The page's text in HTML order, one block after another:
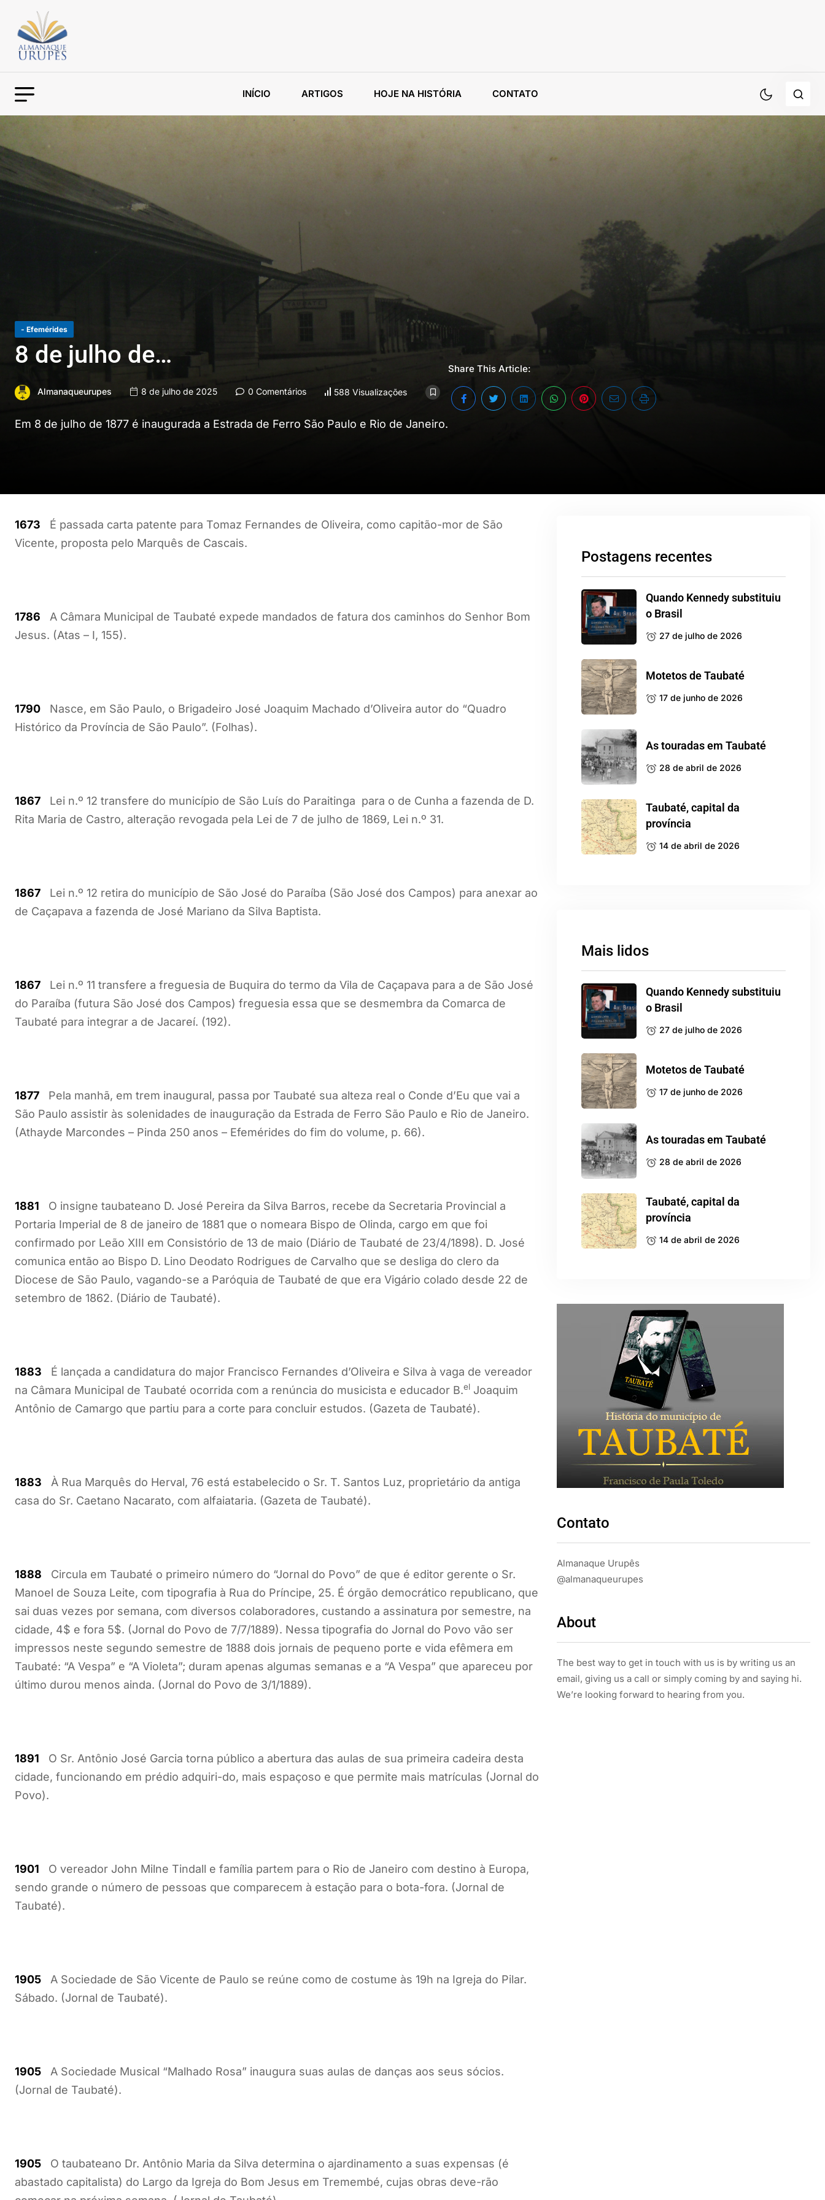
INÍCIO ARTIGOS HOJE NA HISTÓRIA CONTATO
- Efemérides
8 de julho de…
Almanaqueurupes 8 de julho de 2025 0 Comentários 588 Visualizações
Em 8 de julho de 1877 é inaugurada a Estrada de Ferro São Paulo e Rio de Janeiro.
Share This Article:
1673 É passada carta patente para Tomaz Fernandes de Oliveira, como capitão-mor de São
Vicente, proposta pelo Marquês de Cascais.
1786 A Câmara Municipal de Taubaté expede mandados de fatura dos caminhos do Senhor Bom
Jesus. (Atas – I, 155).
1790 Nasce, em São Paulo, o Brigadeiro José Joaquim Machado d’Oliveira autor do “Quadro
Histórico da Província de São Paulo”. (Folhas).
1867 Lei n.º 12 transfere do município de São Luís do Paraitinga para o de Cunha a fazenda de D.
Rita Maria de Castro, alteração revogada pela Lei de 7 de julho de 1869, Lei n.º 31.
1867 Lei n.º 12 retira do município de São José do Paraíba (São José dos Campos) para anexar ao
de Caçapava a fazenda de José Mariano da Silva Baptista.
1867 Lei n.º 11 transfere a freguesia de Buquira do termo da Vila de Caçapava para a de São José
do Paraíba (futura São José dos Campos) freguesia essa que se desmembra da Comarca de
Taubaté para integrar a de Jacareí. (192).
1877 Pela manhã, em trem inaugural, passa por Taubaté sua alteza real o Conde d’Eu que vai a
São Paulo assistir às solenidades de inauguração da Estrada de Ferro São Paulo e Rio de Janeiro.
(Athayde Marcondes – Pinda 250 anos – Efemérides do fim do volume, p. 66).
1881 O insigne taubateano D. José Pereira da Silva Barros, recebe da Secretaria Provincial a
Portaria Imperial de 8 de janeiro de 1881 que o nomeara Bispo de Olinda, cargo em que foi
confirmado por Leão XIII em Consistório de 13 de maio (Diário de Taubaté de 23/4/1898). D. José
comunica então ao Bispo D. Lino Deodato Rodrigues de Carvalho que se desliga do clero da
Diocese de São Paulo, vagando-se a Paróquia de Taubaté de que era Vigário colado desde 22 de
setembro de 1862. (Diário de Taubaté).
1883 É lançada a candidatura do major Francisco Fernandes d’Oliveira e Silva à vaga de vereador
na Câmara Municipal de Taubaté ocorrida com a renúncia do musicista e educador B.el Joaquim
Antônio de Camargo que partiu para a corte para concluir estudos. (Gazeta de Taubaté).
1883 À Rua Marquês do Herval, 76 está estabelecido o Sr. T. Santos Luz, proprietário da antiga
casa do Sr. Caetano Nacarato, com alfaiataria. (Gazeta de Taubaté).
1888 Circula em Taubaté o primeiro número do “Jornal do Povo” de que é editor gerente o Sr.
Manoel de Souza Leite, com tipografia à Rua do Príncipe, 25. É órgão democrático republicano, que
sai duas vezes por semana, com diversos colaboradores, custando a assinatura por semestre, na
cidade, 4$ e fora 5$. (Jornal do Povo de 7/7/1889). Nessa tipografia do Jornal do Povo vão ser
impressos neste segundo semestre de 1888 dois jornais de pequeno porte e vida efêmera em
Taubaté: “A Vespa” e “A Violeta”; duram apenas algumas semanas e a “A Vespa” que apareceu por
último durou menos ainda. (Jornal do Povo de 3/1/1889).
1891 O Sr. Antônio José Garcia torna público a abertura das aulas de sua primeira cadeira desta
cidade, funcionando em prédio adquiri-do, mais espaçoso e que permite mais matrículas (Jornal do
Povo).
1901 O vereador John Milne Tindall e família partem para o Rio de Janeiro com destino à Europa,
sendo grande o número de pessoas que comparecem à estação para o bota-fora. (Jornal de
Taubaté).
1905 A Sociedade de São Vicente de Paulo se reúne como de costume às 19h na Igreja do Pilar.
Sábado. (Jornal de Taubaté).
1905 A Sociedade Musical “Malhado Rosa” inaugura suas aulas de danças aos seus sócios.
(Jornal de Taubaté).
1905 O taubateano Dr. Antônio Maria da Silva determina o ajardinamento a suas expensas (é
abastado capitalista) do Largo da Igreja do Bom Jesus em Tremembé, cujas obras deve-rão
Postagens recentes
Quando Kennedy substituiu
o Brasil
27 de julho de 2026
Motetos de Taubaté
17 de junho de 2026
As touradas em Taubaté
28 de abril de 2026
Taubaté, capital da
província
14 de abril de 2026
Mais lidos
Quando Kennedy substituiu
o Brasil
27 de julho de 2026
Motetos de Taubaté
17 de junho de 2026
As touradas em Taubaté
28 de abril de 2026
Taubaté, capital da
província
14 de abril de 2026
Contato
Almanaque Urupês
@almanaqueurupes
About
The best way to get in touch with us is by writing us an
email, giving us a call or simply coming by and saying hi.
We’re looking forward to hearing from you.